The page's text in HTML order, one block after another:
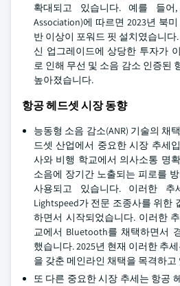
확대되고 있습니다. 예를 들어,
Association)에 따르면 2023년 북
반 이상이 포워드 핏 설치였습니
신 업그레이드에 상당한 투자가
로 인해 무선 및 소음 감소 인증된
높아졌습니다.
항공 헤드셋 시장 동향
능동형 소음 감소(ANR) 기술의 채
드셋 산업에서 중요한 시장 추세
사와 비행 학교에서 의사소통 명
소음에 장기간 노출되는 피로를
사용되고 있습니다. 이러한 추
Lightspeed가 전문 조종사를 위한
하면서 시작되었습니다. 이러한
교에서 Bluetooth를 채택하면서
했습니다. 2025년 현재 이러한 추
을 갖춘 메인라인 채택을 목격하고
또 다른 중요한 시장 추세는 항공